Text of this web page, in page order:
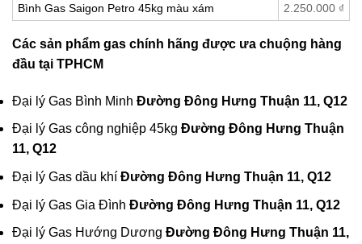
Bình Gas Saigon Petro 45kg màu xám
2.250.000 ₫
Các sản phẩm gas chính hãng được ưa chuộng hàng
đầu tại TPHCM
Đại lý Gas Bình Minh Đường Đông Hưng Thuận 11, Q12
Đại lý Gas công nghiệp 45kg Đường Đông Hưng Thuận
11, Q12
Đại lý Gas dầu khí Đường Đông Hưng Thuận 11, Q12
Đại lý Gas Gia Đình Đường Đông Hưng Thuận 11, Q12
Đại lý Gas Hướng Dương Đường Đông Hưng Thuận 11,